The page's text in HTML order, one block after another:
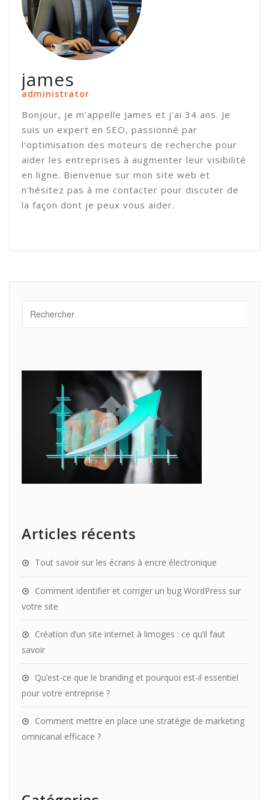
james
administrator
Bonjour, je m'appelle James et j'ai 34 ans. Je
suis un expert en SEO, passionné par
l'optimisation des moteurs de recherche pour
aider les entreprises à augmenter leur visibilité
en ligne. Bienvenue sur mon site web et
n'hésitez pas à me contacter pour discuter de
la façon dont je peux vous aider.
Articles récents
Tout savoir sur les écrans à encre électronique
Comment identifier et corriger un bug WordPress sur
votre site
Création d’un site internet à limoges : ce qu’il faut
savoir
Qu’est-ce que le branding et pourquoi est-il essentiel
pour votre entreprise ?
Comment mettre en place une stratégie de marketing
omnicanal efficace ?